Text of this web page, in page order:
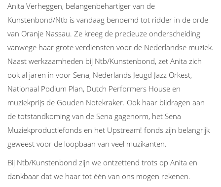
Anita Verheggen, belangenbehartiger van de
Kunstenbond/Ntb is vandaag benoemd tot ridder in de orde
van Oranje Nassau. Ze kreeg de precieuze onderscheiding
vanwege haar grote verdiensten voor de Nederlandse muziek.
Naast werkzaamheden bij Ntb/Kunstenbond, zet Anita zich
ook al jaren in voor Sena, Nederlands Jeugd Jazz Orkest,
Nationaal Podium Plan, Dutch Performers House en
muziekprijs de Gouden Notekraker. Ook haar bijdragen aan
de totstandkoming van de Sena gagenorm, het Sena
Muziekproductiefonds en het Upstream! fonds zijn belangrijk
geweest voor de loopbaan van veel muzikanten.
Bij Ntb/Kunstenbond zijn we ontzettend trots op Anita en
dankbaar dat we haar tot één van ons mogen rekenen.